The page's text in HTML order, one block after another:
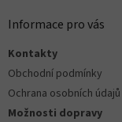
Informace pro vás
Kontakty
Obchodní podmínky
Ochrana osobních údajů
Možnosti dopravy